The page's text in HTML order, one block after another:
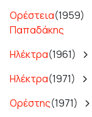
Ορέστεια(1959)
Παπαδάκης
Ηλέκτρα(1961)
Ηλέκτρα(1971)
Ορέστης(1971)